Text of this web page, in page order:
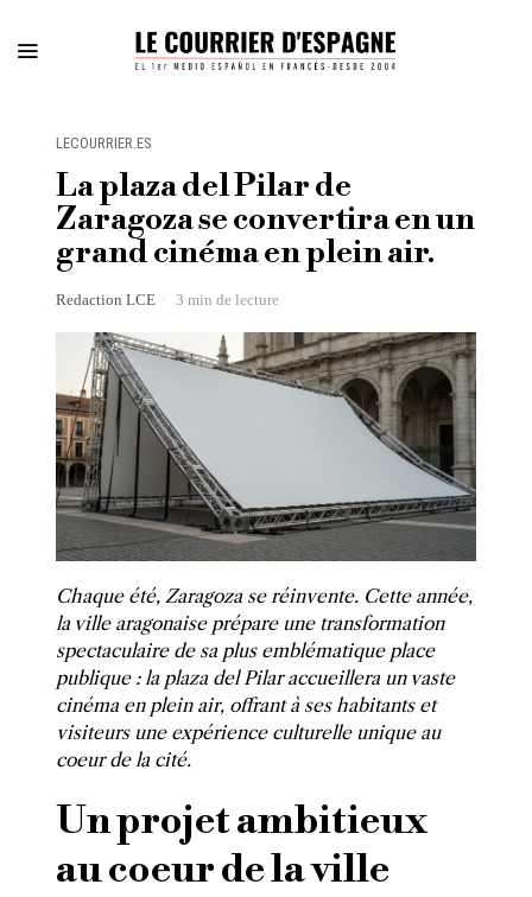
LECOURRIER.ES
La plaza del Pilar de
Zaragoza se convertira en un
grand cinéma en plein air.
Redaction LCE 3 min de lecture
Chaque été, Zaragoza se réinvente. Cette année,
la ville aragonaise prépare une transformation
spectaculaire de sa plus emblématique place
publique : la plaza del Pilar accueillera un vaste
cinéma en plein air, offrant à ses habitants et
visiteurs une expérience culturelle unique au
coeur de la cité.
Un projet ambitieux
au coeur de la ville